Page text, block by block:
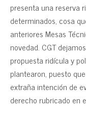
presenta una reserva
determinados, cosa
anteriores Mesas
novedad. CGT
propuesta ridícula y
plantearon, puesto
extraña intención de
derecho rubricado en